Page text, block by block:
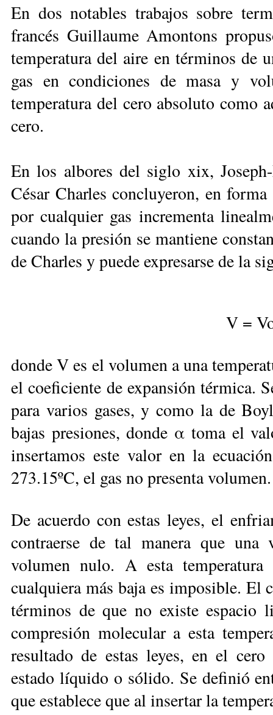
En dos notables trabajos sobre
francés Guillaume Amontons
temperatura del aire en términos de
gas en condiciones de masa y
temperatura del cero absoluto como
cero.
En los albores del siglo xix,
César Charles concluyeron, en
por cualquier gas incrementa
cuando la presión se mantiene
de Charles y puede expresarse de la
V =
donde V es el volumen a una
el coeficiente de expansión térmica.
para varios gases, y como la de
bajas presiones, donde α toma el
insertamos este valor en la
273.15ºC, el gas no presenta volumen.
De acuerdo con estas leyes, el
contraerse de tal manera que una
volumen nulo. A esta
cualquiera más baja es imposible. El
términos de que no existe espacio
compresión molecular a esta
resultado de estas leyes, en el
estado líquido o sólido. Se definió
que establece que al insertar la